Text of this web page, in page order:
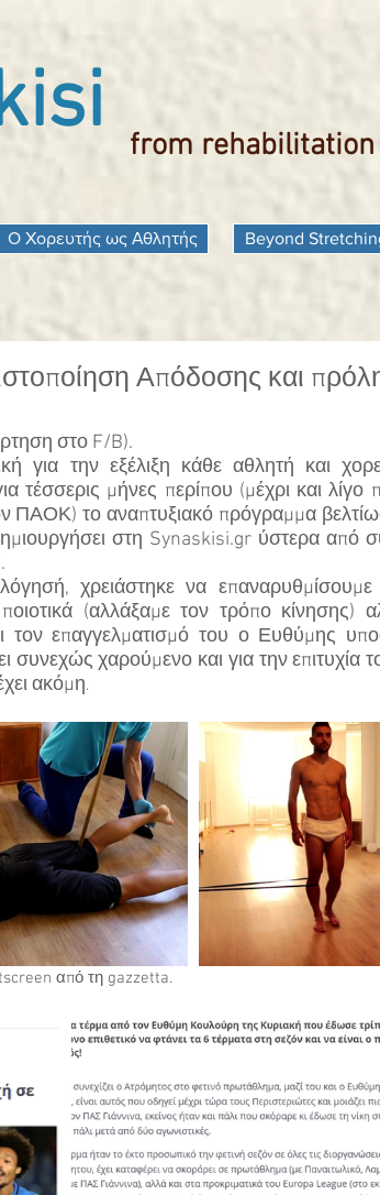
from
Ο Χορευτής ως Αθλητής Beyond
Απόδοσης και
στο F/B).
για την εξέλιξη κάθε αθλητή και
μήνες περίπου (μέχρι και λίγο
ΠΑΟΚ) το αναπτυξιακό πρόγραμμα
στη Synaskisi.gr ύστερα από
χρειάστηκε να επαναρυθμίσουμε
(αλλάξαμε τον τρόπο κίνησης)
τον επαγγελματισμό του ο Ευθύμης
χαρούμενο και για την επιτυχία
ακόμη.
από τη gazzetta.